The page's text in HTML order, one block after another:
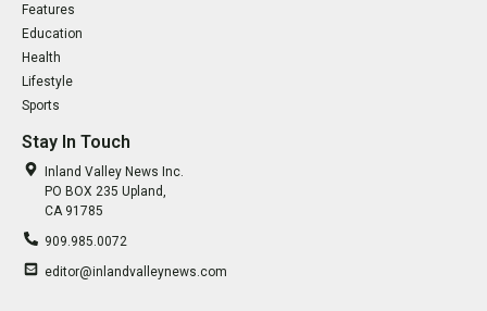
Features
Education
Health
Lifestyle
Sports
Stay In Touch
Inland Valley News Inc.
PO BOX 235 Upland,
CA 91785
909.985.0072
editor@inlandvalleynews.com